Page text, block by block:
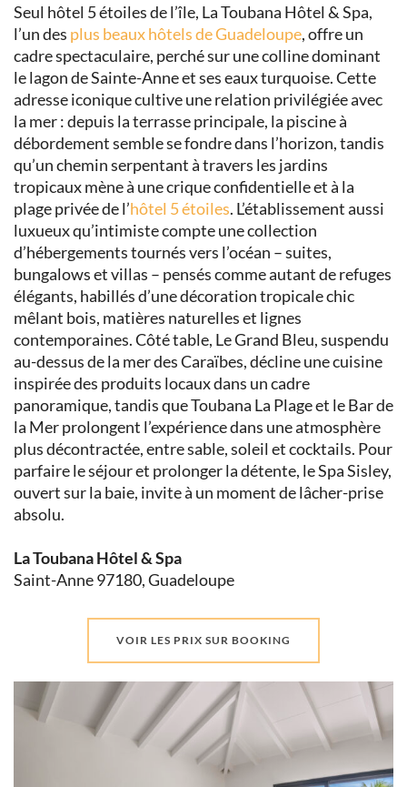
Seul hôtel 5 étoiles de l’île, La Toubana Hôtel & Spa,
l’un des plus beaux hôtels de Guadeloupe, offre un
cadre spectaculaire, perché sur une colline dominant
le lagon de Sainte-Anne et ses eaux turquoise. Cette
adresse iconique cultive une relation privilégiée avec
la mer : depuis la terrasse principale, la piscine à
débordement semble se fondre dans l’horizon, tandis
qu’un chemin serpentant à travers les jardins
tropicaux mène à une crique confidentielle et à la
plage privée de l’hôtel 5 étoiles. L’établissement aussi
luxueux qu’intimiste compte une collection
d’hébergements tournés vers l’océan – suites,
bungalows et villas – pensés comme autant de refuges
élégants, habillés d’une décoration tropicale chic
mêlant bois, matières naturelles et lignes
contemporaines. Côté table, Le Grand Bleu, suspendu
au-dessus de la mer des Caraïbes, décline une cuisine
inspirée des produits locaux dans un cadre
panoramique, tandis que Toubana La Plage et le Bar de
la Mer prolongent l’expérience dans une atmosphère
plus décontractée, entre sable, soleil et cocktails. Pour
parfaire le séjour et prolonger la détente, le Spa Sisley,
ouvert sur la baie, invite à un moment de lâcher-prise
absolu.
La Toubana Hôtel & Spa
Saint-Anne 97180, Guadeloupe
VOIR LES PRIX SUR BOOKING